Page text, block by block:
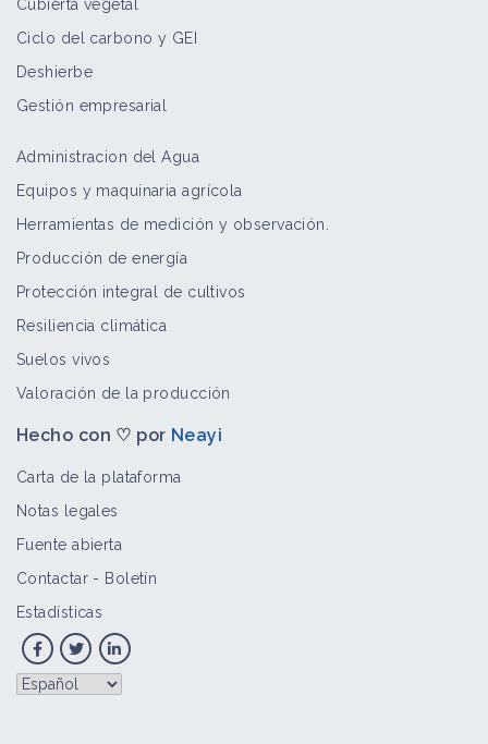
Tithonia tubaeformis
Mucuna pruriens
Cubierta vegetal
Ciclo del carbono y GEI
Deshierbe
Gestión empresarial
Administracion del Agua
Equipos y maquinaria agrícola
Herramientas de medición y observación.
Producción de energía
Protección integral de cultivos
Resiliencia climática
Suelos vivos
Valoración de la producción
Hecho con ♡ por Neayi
Carta de la plataforma
Notas legales
Fuente abierta
Contactar- Boletín
Estadísticas